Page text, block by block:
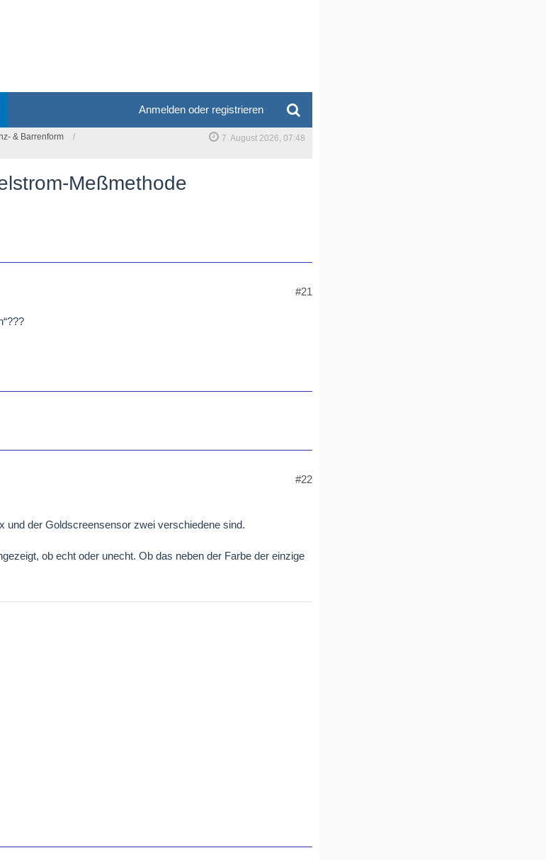
Anmelden oder registrieren
& Barrenform
7. August 2026, 07:48
Meßmethode
#21
#22
und der Goldscreensensor zwei verschiedene sind.
ob echt oder unecht. Ob das neben der Farbe der einzige